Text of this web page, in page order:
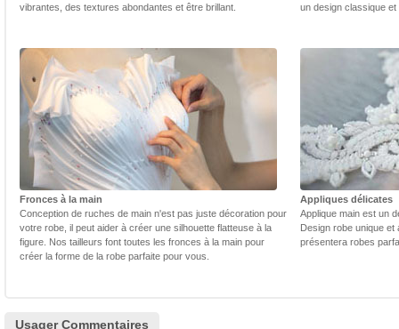
vibrantes, des textures abondantes et être brillant.
un design classique
Fronces à la main
Conception de ruches de main n'est pas juste décoration pour
votre robe, il peut aider à créer une silhouette flatteuse à la
figure. Nos tailleurs font toutes les fronces à la main pour
créer la forme de la robe parfaite pour vous.
Appliques délicates
Applique main est un
Design robe unique
présentera robes
Usager Commentaires